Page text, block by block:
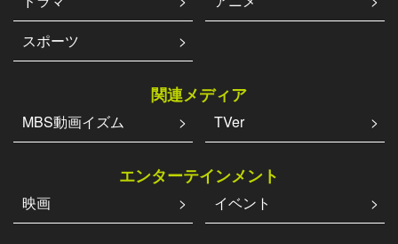
スポーツ
関連メディア
MBS動画イズム TVer
エンターテインメント
映画 イベント